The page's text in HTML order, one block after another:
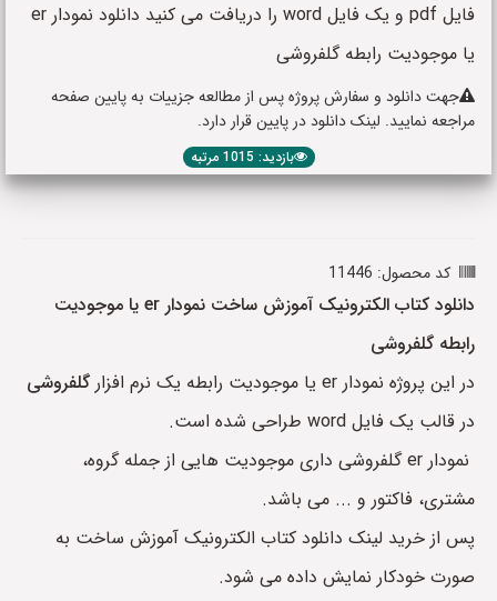
فایل pdf و یک فایل word را دریافت می کنید دانلود نمودار er
یا موجودیت رابطه گلفروشی
جهت دانلود و سفارش پروژه پس از مطالعه جزییات به پایین صفحه
مراجعه نمایید. لینک دانلود در پایین قرار دارد.
بازدید: 1015 مرتبه
کد محصول: 11446
دانلود کتاب الکترونیک آموزش ساخت نمودار er یا موجودیت
رابطه گلفروشی
در این پروژه نمودار er یا موجودیت رابطه یک نرم افزار
گلفروشی
در قالب یک فایل word طراحی شده است.
نمودار er گلفروشی داری موجودیت هایی از جمله گروه،
مشتری، فاکتور و ... می باشد.
پس از خرید لینک دانلود کتاب الکترونیک آموزش ساخت به
صورت خودکار نمایش داده می شود.